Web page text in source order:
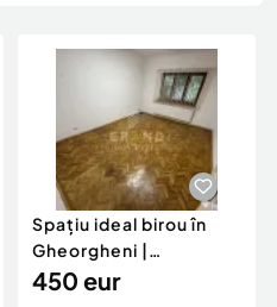
Spațiu ideal birou în
Gheorgheni |
Str.Brâncuși | Aproap
450 eur